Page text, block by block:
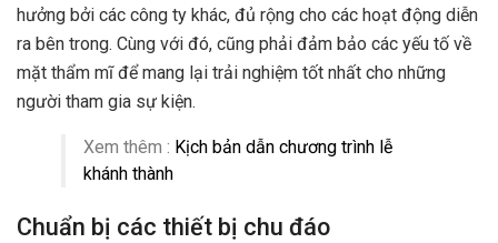
hưởng bởi các công ty khác, đủ rộng cho các hoạt động diễn
ra bên trong. Cùng với đó, cũng phải đảm bảo các yếu tố về
mặt thẩm mĩ để mang lại trải nghiệm tốt nhất cho những
người tham gia sự kiện.
Xem thêm : Kịch bản dẫn chương trình lễ
khánh thành
Chuẩn bị các thiết bị chu đáo